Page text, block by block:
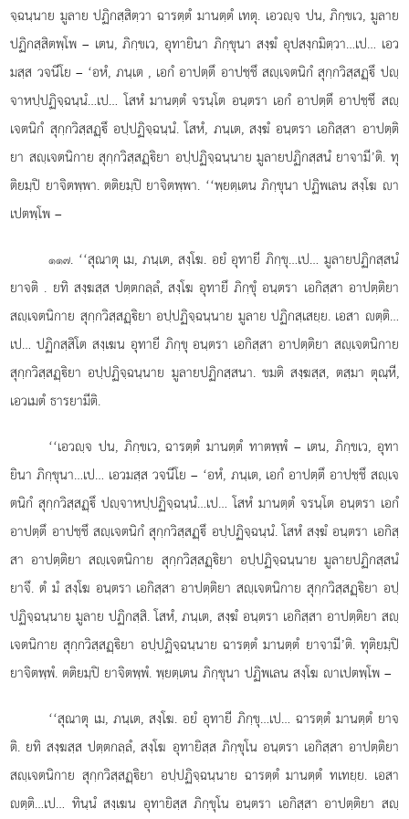
จฺฉนฺนาย มูลาย ปฏิกสฺสิตฺวา ฉารตฺตํ มานตฺตํ เทตุ. เอวฺจ ปน, ภิกฺขเว, มูลาย
ปฏิกสฺสิตพฺโพ – เตน, ภิกฺขเว, อุทายินา ภิกฺขุนา สงฺฆํ อุปสงฺกมิตฺวา…เป… เอว
มสฺส วจนีโย – ‘อหํ, ภนฺเต, เอกํ อาปตฺตึ อาปชฺชึ สฺเจตนิกํ สุกฺกวิสฺสฏฺึ ปฺ
จาหปฺปฏิจฺฉนฺนํ…เป…โสหํ มานตฺตํ จรนฺโต อนฺตรา เอกํ อาปตฺตึ อาปชฺชึ สฺ
เจตนิกํ สุกฺกวิสฺสฏฺึ อปฺปฏิจฺฉนฺนํ. โสหํ, ภนฺเต, สงฺฆํ อนฺตรา เอกิสฺสา อาปตฺติ
ยา สฺเจตนิกาย สุกฺกวิสฺสฏฺิยา อปฺปฏิจฺฉนฺนาย มูลายปฏิกสฺสนํ ยาจามี’ติ. ทุ
ติยมฺปิ ยาจิตพฺพา. ตติยมฺปิ ยาจิตพฺพา. ‘‘พฺยตฺเตน ภิกฺขุนา ปฏิพเลน สงฺโฆ า
เปตพฺโพ –
๑๑๗. ‘‘สุณาตุ เม, ภนฺเต, สงฺโฆ. อยํ อุทายี ภิกฺขุ…เป… มูลายปฏิกสฺสนํ
ยาจติ . ยทิ สงฺฆสฺส ปตฺตกลฺลํ, สงฺโฆ อุทายึ ภิกฺขุํ อนฺตรา เอกิสฺสา อาปตฺติยา
สฺเจตนิกาย สุกฺกวิสฺสฏฺิยา อปฺปฏิจฺฉนฺนาย มูลาย ปฏิกสฺเสยฺย. เอสา ตฺติ…
เป…ปฏิกสฺสิโต สงฺเฆน อุทายี ภิกฺขุ อนฺตรา เอกิสฺสา อาปตฺติยา สฺเจตนิกาย
สุกฺกวิสฺสฏฺิยาอปฺปฏิจฺฉนฺนาย มูลายปฏิกสฺสนา. ขมติ สงฺฆสฺส, ตสฺมา ตุณฺหี,
เอวเมตํ ธารยามีติ.
‘‘เอวฺจ ปน, ภิกฺขเว, ฉารตฺตํ มานตฺตํ ทาตพฺพํ – เตน, ภิกฺขเว, อุทา
ยินา ภิกฺขุนา…เป… เอวมสฺส วจนีโย – ‘อหํ, ภนฺเต, เอกํ อาปตฺตึ อาปชฺชึ สฺเจ
ตนิกํ สุกฺกวิสฺสฏฺึ ปฺจาหปฺปฏิจฺฉนฺนํ…เป… โสหํ มานตฺตํ จรนฺโต อนฺตรา เอกํ
อาปตฺตึ อาปชฺชึ สฺเจตนิกํ สุกฺกวิสฺสฏฺึ อปฺปฏิจฺฉนฺนํ. โสหํ สงฺฆํ อนฺตรา เอกิสฺ
สา อาปตฺติยา สฺเจตนิกาย สุกฺกวิสฺสฏฺิยา อปฺปฏิจฺฉนฺนาย มูลายปฏิกสฺสนํ
ยาจึ. ตํ มํ สงฺโฆ อนฺตรา เอกิสฺสา อาปตฺติยา สฺเจตนิกาย สุกฺกวิสฺสฏฺิยา อปฺ
ปฏิจฺฉนฺนาย มูลาย ปฏิกสฺสิ. โสหํ, ภนฺเต, สงฺฆํ อนฺตรา เอกิสฺสา อาปตฺติยา สฺ
เจตนิกาย สุกฺกวิสฺสฏฺิยา อปฺปฏิจฺฉนฺนาย ฉารตฺตํ มานตฺตํ ยาจามี’ติ. ทุติยมฺปิ
ยาจิตพฺพํ. ตติยมฺปิ ยาจิตพฺพํ. พฺยตฺเตน ภิกฺขุนา ปฏิพเลน สงฺโฆ าเปตพฺโพ –
‘‘สุณาตุ เม, ภนฺเต, สงฺโฆ. อยํ อุทายี ภิกฺขุ…เป… ฉารตฺตํ มานตฺตํ ยาจ
ติ. ยทิ สงฺฆสฺส ปตฺตกลฺลํ, สงฺโฆ อุทายิสฺส ภิกฺขุโน อนฺตรา เอกิสฺสา อาปตฺติยา
สฺเจตนิกาย สุกฺกวิสฺสฏฺิยา อปฺปฏิจฺฉนฺนาย ฉารตฺตํ มานตฺตํ ทเทยฺย. เอสา
ตฺติ…เป… ทินฺนํ สงฺเฆน อุทายิสฺส ภิกฺขุโน อนฺตรา เอกิสฺสา อาปตฺติยา สฺ